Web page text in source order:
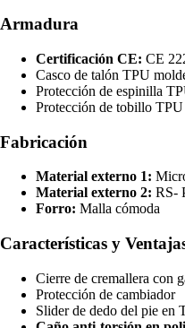
Armadura
Certificación CE: CE
Casco de talón TPU
Protección de espinilla
Protección de tobillo
Fabricación
Material externo 1:
Material externo 2: RS-
Forro: Malla cómoda
Características y
Cierre de cremallera con
Protección de cambiador
Slider de dedo del pie en